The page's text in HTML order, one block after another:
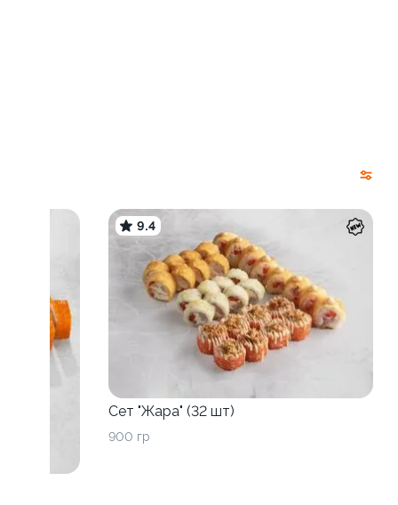
9.4
Сет "Жара" (32 шт)
900 гр